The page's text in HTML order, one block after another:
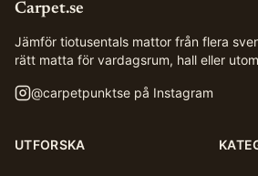
Carpet.se
Jämför tiotusentals mattor från flera
rätt matta för vardagsrum, hall eller
@carpetpunktse på Instagram
UTFORSKA